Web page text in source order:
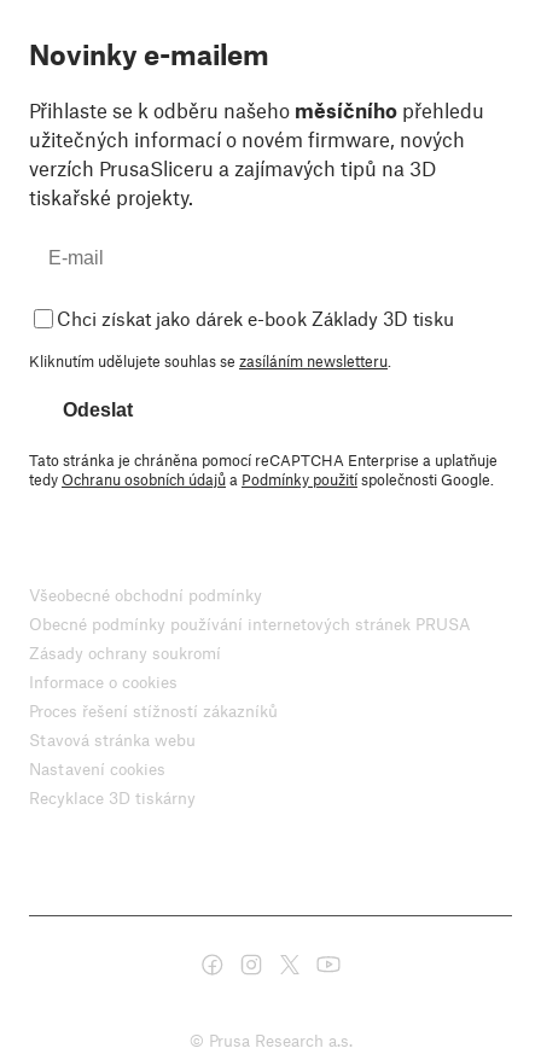
Novinky e-mailem
Přihlaste se k odběru našeho měsíčního přehledu
užitečných informací o novém firmware, nových
verzích PrusaSliceru a zajímavých tipů na 3D
tiskařské projekty.
Chci získat jako dárek e-book Základy 3D tisku
Kliknutím udělujete souhlas se zasíláním newsletteru
Odeslat
Tato stránka je chráněna pomocí reCAPTCHA Enterprise a uplatňuje
tedyOchranu osobních údajůa Podmínky použitíspolečnosti Google.
Všeobecné obchodní podmínky
Obecné podmínky používání internetových stránek PRUSA
Zásady ochrany soukromí
Informace o cookies
Proces řešení stížností zákazníků
Stavová stránka webu
Nastavení cookies
Recyklace 3D tiskárny
© Prusa Research a.s.